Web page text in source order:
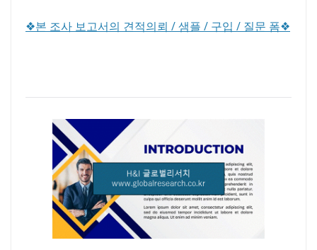
❖본 조사 보고서의 견적의뢰 / 샘플 / 구입 / 질문 폼❖